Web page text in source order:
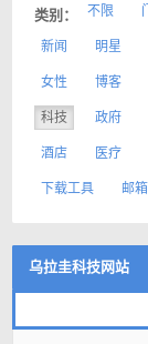
类别： 不限
新闻
明星
女性
博客
科技
政府
酒店
医疗
下载工具
邮箱
乌拉圭科技网站